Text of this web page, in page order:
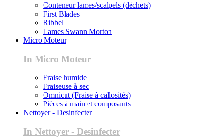
Conteneur lames/scalpels (déchets)
First Blades
Ribbel
Lames Swann Morton
Micro Moteur
In Micro Moteur
Fraise humide
Fraiseuse à sec
Omnicut (Fraise à callosités)
Pièces à main et composants
Nettoyer - Desinfecter
In Nettoyer - Desinfecter